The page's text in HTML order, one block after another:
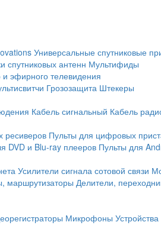
Универсальные спутниковые
спутниковых антенн Мультифиды
и эфирного телевидения
Грозозащита Штекеры
Кабель сигнальный Кабель
ресиверов Пульты для цифровых
DVD и Blu-ray плееров Пульты для
Усилители сигнала сотовой связи
маршрутизаторы Делители,
Микрофоны